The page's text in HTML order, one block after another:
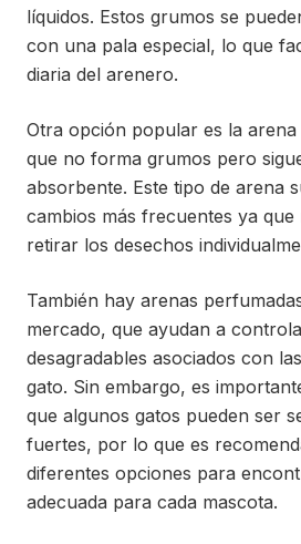
líquidos. Estos grumos se
con una pala especial, lo que
diaria del arenero.
Otra opción popular es la
que no forma grumos pero
absorbente. Este tipo de arena
cambios más frecuentes ya que
retirar los desechos
También hay arenas
mercado, que ayudan a
desagradables asociados con
gato. Sin embargo, es
que algunos gatos pueden ser
fuertes, por lo que es
diferentes opciones para
adecuada para cada mascota.